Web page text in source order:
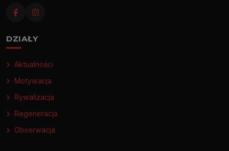
DZIAŁY
Aktualności
Motywacja
Rywalizacja
Regeneracja
Obserwacja